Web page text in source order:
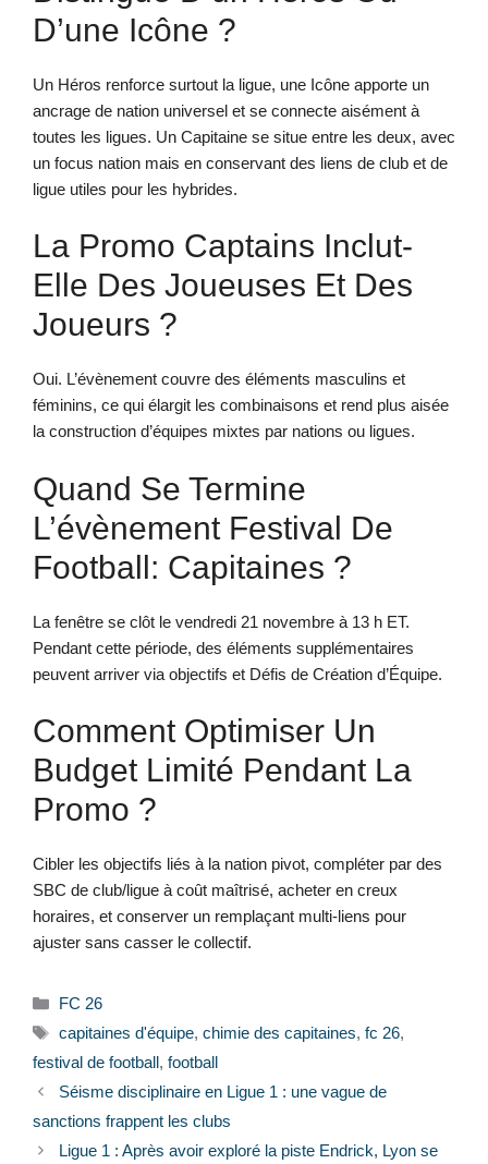
D’une Icône ?
Un Héros renforce surtout la ligue, une Icône apporte un
ancrage de nation universel et se connecte aisément à
toutes les ligues. Un Capitaine se situe entre les deux, avec
un focus nation mais en conservant des liens de club et de
ligue utiles pour les hybrides.
La Promo Captains Inclut-
Elle Des Joueuses Et Des
Joueurs ?
Oui. L’évènement couvre des éléments masculins et
féminins, ce qui élargit les combinaisons et rend plus aisée
la construction d’équipes mixtes par nations ou ligues.
Quand Se Termine
L’évènement Festival De
Football: Capitaines ?
La fenêtre se clôt le vendredi 21 novembre à 13 h ET.
Pendant cette période, des éléments supplémentaires
peuvent arriver via objectifs et Défis de Création d’Équipe.
Comment Optimiser Un
Budget Limité Pendant La
Promo ?
Cibler les objectifs liés à la nation pivot, compléter par des
SBC de club/ligue à coût maîtrisé, acheter en creux
horaires, et conserver un remplaçant multi-liens pour
ajuster sans casser le collectif.
Catégories
FC 26
Étiquettes
capitaines d'équipe, chimie des capitaines, fc 26,
festival de football, football
Séisme disciplinaire en Ligue 1 : une vague de
sanctions frappent les clubs
Ligue 1 : Après avoir exploré la piste Endrick, Lyon se